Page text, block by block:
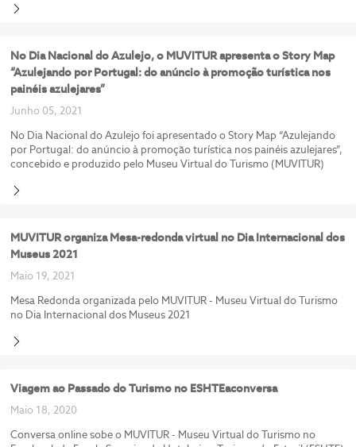
No Dia Nacional do Azulejo, o MUVITUR apresenta o Story Map
“Azulejando por Portugal: do anúncio à promoção turística nos
painéis azulejares”
Junho 05, 2021
No Dia Nacional do Azulejo foi apresentado o Story Map “Azulejando
por Portugal: do anúncio à promoção turística nos painéis azulejares”,
concebido e produzido pelo Museu Virtual do Turismo (MUVITUR)
MUVITUR organiza Mesa-redonda virtual no Dia Internacional dos
Museus 2021
Maio 19, 2021
Mesa Redonda organizada pelo MUVITUR - Museu Virtual do Turismo
no Dia Internacional dos Museus 2021
Viagem ao Passado do Turismo no ESHTEaconversa
Maio 18, 2020
Conversa online sobe o MUVITUR - Museu Virtual do Turismo no